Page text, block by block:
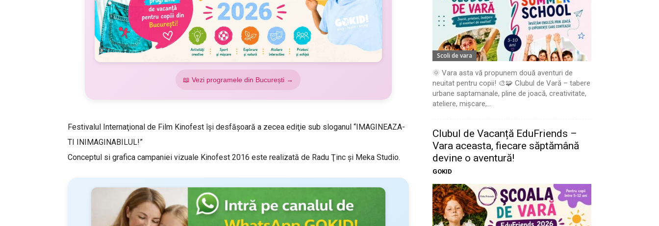
📖 Vezi programele din București →
Festivalul Internaţional de Film Kinofest îşi desfăşoară a zecea ediţie sub sloganul “IMAGINEAZA-
TI INIMAGINABILUL!”
Conceptul si grafica campaniei vizuale Kinofest 2016 este realizată de Radu Ţinc şi Meka Studio.
Scoli de vara
🌞 Vara asta vă propunem două aventuri de
neuitat pentru copii! 🎨🧩 Clubul de Vară – tabere
urbane saptamanale, pline de joacă, creativitate,
ateliere, mișcare,...
Clubul de Vacanță EduFriends –
Vara aceasta, fiecare săptămână
devine o aventură!
GOKID